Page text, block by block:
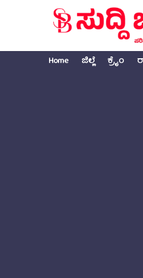
Home ಜಿಲ್ಲೆ ಕ್ರೈಂ